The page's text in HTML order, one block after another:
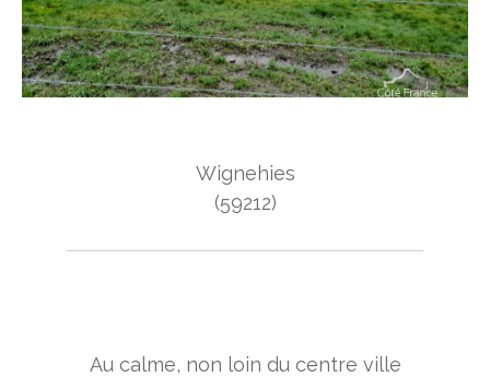
Wignehies
(59212)
Au calme, non loin du centre ville
Référence
PARKING